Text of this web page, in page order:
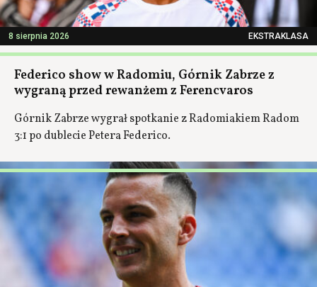
8 sierpnia 2026 EKSTRAKLASA
Federico show w Radomiu, Górnik Zabrze z
wygraną przed rewanżem z Ferencvaros
Górnik Zabrze wygrał spotkanie z Radomiakiem Radom
3:1 po dublecie Petera Federico.